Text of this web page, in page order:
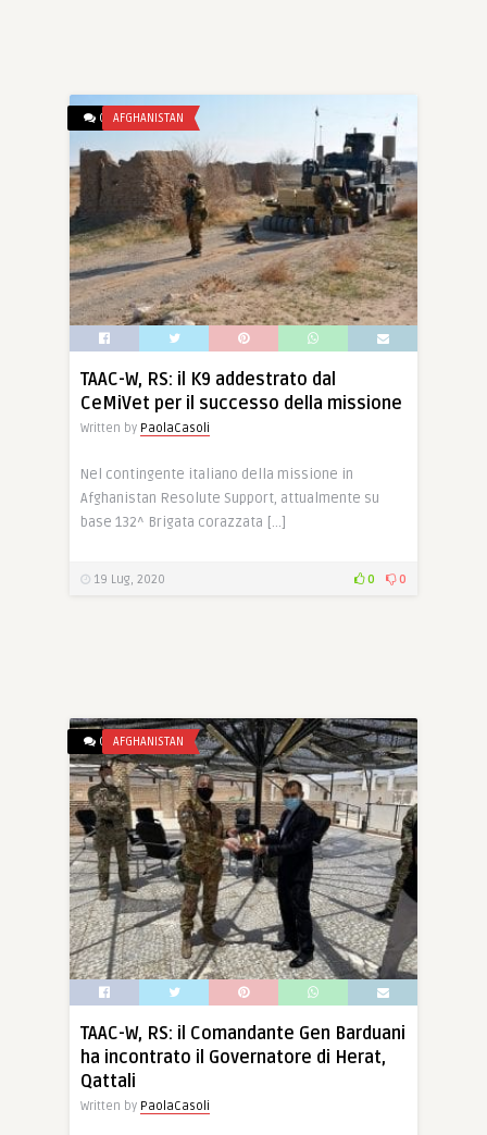
0 AFGHANISTAN
TAAC-W, RS: il K9 addestrato dal
CeMiVet per il successo della missione
Written by PaolaCasoli
Nel contingente italiano della missione in
Afghanistan Resolute Support, attualmente su
base 132^ Brigata corazzata […]
19 Lug, 2020 0 0
0 AFGHANISTAN
TAAC-W, RS: il Comandante Gen Barduani
ha incontrato il Governatore di Herat,
Qattali
Written by PaolaCasoli